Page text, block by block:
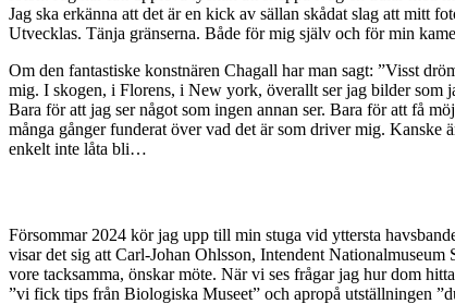
Jag ska erkänna att det är en kick av sällan skådat slag att mitt
Utvecklas. Tänja gränserna. Både för mig själv och för min
Om den fantastiske konstnären Chagall har man sagt: ”Visst
mig. I skogen, i Florens, i New york, överallt ser jag bilder som
Bara för att jag ser något som ingen annan ser. Bara för att få
många gånger funderat över vad det är som driver mig. Kanske
enkelt inte låta bli…
Försommar 2024 kör jag upp till min stuga vid yttersta
visar det sig att Carl-Johan Ohlsson, Intendent
vore tacksamma, önskar möte. När vi ses frågar jag hur dom
”vi fick tips från Biologiska Museet” och apropå utställningen